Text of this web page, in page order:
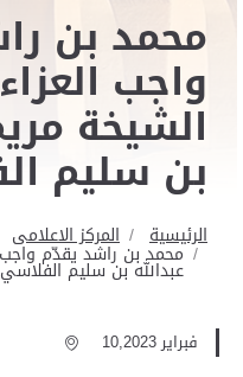
محمد بن
واجب
الشيخة
بن سليم
الرئيسية المركز الاعلامى
محمد بن راشد يقدّم واجب
عبدالله بن سليم الفلاسي.
فبراير 10,2023